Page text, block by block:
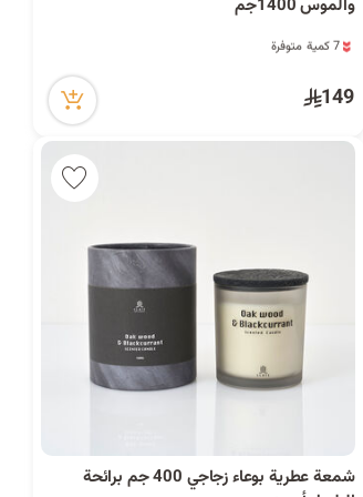
والموس 1400جم
7 كمية متوفرة
7 كمية متوفرة
7 مشاهدة مؤخراً
149
شمعة عطرية بوعاء زجاجي 400 جم برائحة